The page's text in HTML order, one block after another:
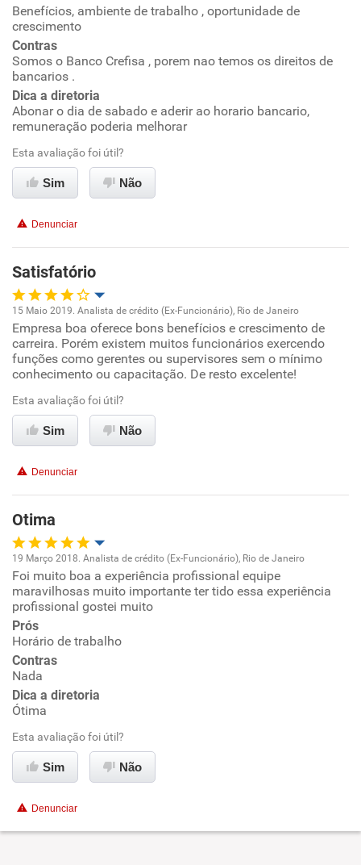
Conciliação com a vida familiar
Benefícios
Recomenda esta empresa
Recomenda a diretoria
Benefícios, ambiente de trabalho , oportunidade de
crescimento
Contras
Somos o Banco Crefisa , porem nao temos os direitos de
bancarios .
Dica a diretoria
Abonar o dia de sabado e aderir ao horario bancario,
remuneração poderia melhorar
Esta avaliação foi útil?
Sim Não
Denunciar
Satisfatório
Oportunidade de promoção
Ambiente de trabalho
Conciliação com a vida familiar
Benefícios
Não recomenda a diretoria
15 Maio 2019. Analista de crédito (Ex-Funcionário), Rio de Janeiro
Empresa boa oferece bons benefícios e crescimento de
carreira. Porém existem muitos funcionários exercendo
funções como gerentes ou supervisores sem o mínimo
conhecimento ou capacitação. De resto excelente!
Esta avaliação foi útil?
Sim Não
Denunciar
Otima
Oportunidade de promoção
Ambiente de trabalho
Conciliação com a vida familiar
Benefícios
Recomenda esta empresa
Recomenda a diretoria
19 Março 2018. Analista de crédito (Ex-Funcionário), Rio de Janeiro
Foi muito boa a experiência profissional equipe
maravilhosas muito importante ter tido essa experiência
profissional gostei muito
Prós
Horário de trabalho
Contras
Nada
Dica a diretoria
Ótima
Esta avaliação foi útil?
Sim Não
Denunciar